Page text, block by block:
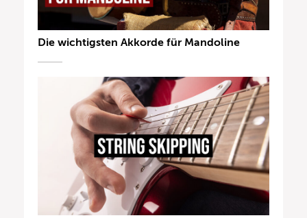
Die wichtigsten Akkorde für Mandoline